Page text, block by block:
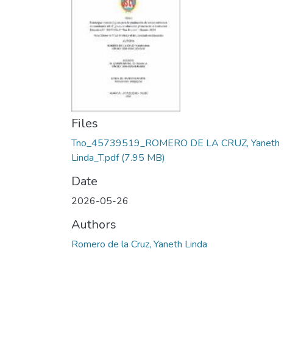
Files
Tno_45739519_ROMERO DE LA CRUZ, Yaneth
Linda_T.pdf(7.95 MB)
Date
2026-05-26
Authors
Romero de la Cruz, Yaneth Linda